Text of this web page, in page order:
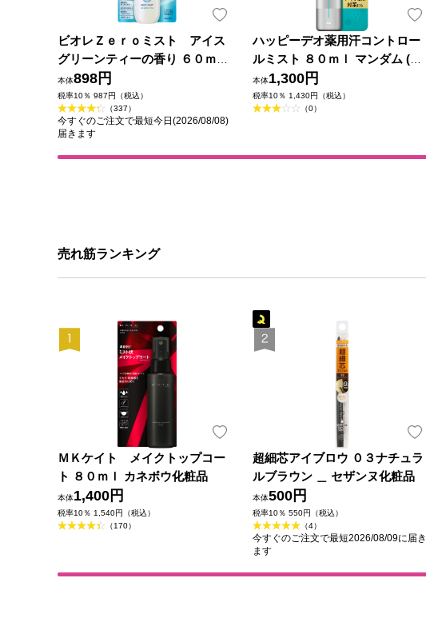
ビオレＺｅｒｏミスト アイス
グリーンティーの香り ６０ｍＬ
花王
本体898円
税率10％ 987円（税込）
（337）
今すぐのご注文で最短今日(2026/08/08)
届きます
ハッピーデオ薬用汗コントロー
ルミスト ８０ｍｌ マンダム (医
薬部外品)
本体1,300円
税率10％ 1,430円（税込）
（0）
売れ筋ランキング
ＭＫケイト メイクトップコー
ト ８０ｍｌ カネボウ化粧品
本体1,400円
税率10％ 1,540円（税込）
（170）
超細芯アイブロウ ０３ナチュラ
ルブラウン ＿ セザンヌ化粧品
本体500円
税率10％ 550円（税込）
（4）
今すぐのご注文で最短2026/08/09に届き
ます